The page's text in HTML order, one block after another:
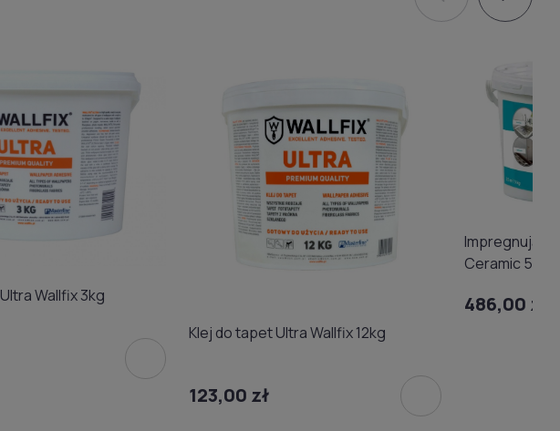
Klej do tapet Ultra Wallfix 3kg
Klej do tapet Ultra Wallfix 12kg
123,00 zł
Impregnujący
Ceramic 5kg
486,00 zł